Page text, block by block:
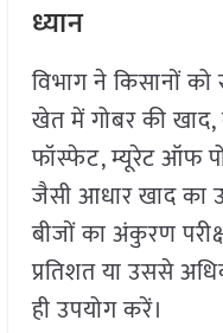
ध्यान
विभाग ने किसानों
खेत में गोबर की खाद,
फॉस्फेट, म्यूरेट ऑफ
जैसी आधार खाद का
बीजों का अंकुरण
प्रतिशत या उससे
ही उपयोग करें।